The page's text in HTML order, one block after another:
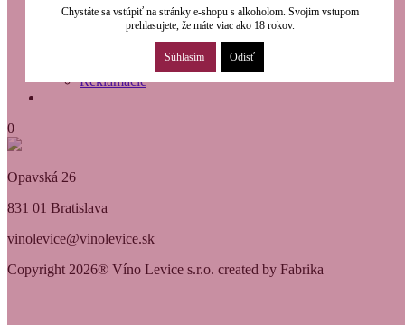
Modernizácia
Reklamácie
0
Opavská 26
831 01 Bratislava
vinolevice@vinolevice.sk
Copyright 2026® Víno Levice s.r.o. created by Fabrika
Chystáte sa vstúpiť na stránky e-shopu s alkoholom. Svojim vstupom
prehlasujete, že máte viac ako 18 rokov.
Súhlasím Odísť